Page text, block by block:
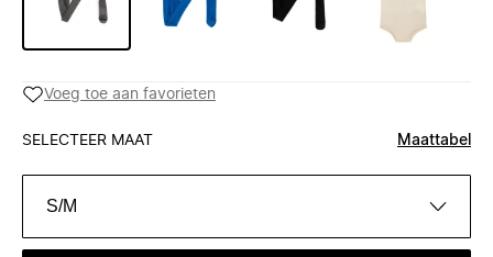
Voeg toe aan favorieten
SELECTEER MAAT Maattabel
S/M